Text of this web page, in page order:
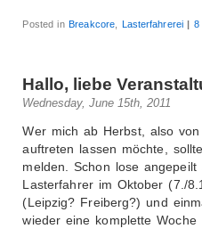
Posted inBreakcore Lasterfahrerei | 8
Hallo, liebe
Wednesday, June 15th, 2011
Wer mich ab Herbst, also
auftreten lassen möchte,
melden. Schon lose
Lasterfahrer im Oktober (7./
(Leipzig? Freiberg?) und
wieder eine komplette